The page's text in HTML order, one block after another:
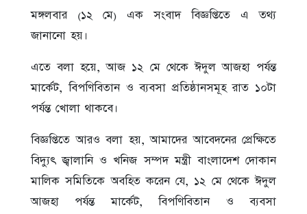
মঙ্গলবার (১২ মে) এক সংবাদ বিজ্ঞপ্তিতে এ তথ্য
জানানো হয়।
এতে বলা হয়ে, আজ ১২ মে থেকে ঈদুল আজহা পর্যন্ত
মার্কেট, বিপণিবিতান ও ব্যবসা প্রতিষ্ঠানসমূহ রাত ১০টা
পর্যন্ত খোলা থাকবে।
বিজ্ঞপ্তিতে আরও বলা হয়, আমাদের আবেদনের প্রেক্ষিতে
বিদ্যুৎ জ্বালানি ও খনিজ সম্পদ মন্ত্রী বাংলাদেশ দোকান
মালিক সমিতিকে অবহিত করেন যে, ১২ মে থেকে ঈদুল
আজহা পর্যন্ত মার্কেট, বিপণিবিতান ও ব্যবসা